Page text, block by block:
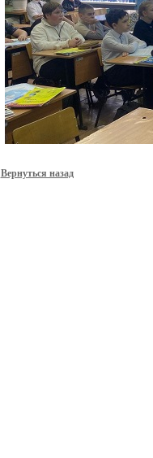
Вернуться назад